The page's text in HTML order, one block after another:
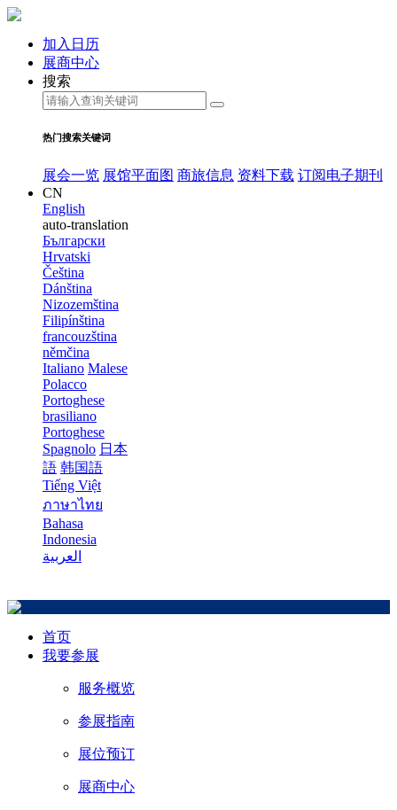
加入日历
展商中心
搜索
热门搜索关键词
展会一览 展馆平面图 商旅信息 资料下载 订阅电子期刊
CN
English
auto-translation
Български
Hrvatski
Čeština
Dánština
Nizozemština
Filipínština
francouzština
němčina
Italiano Malese
Polacco
Portoghese
brasiliano
Portoghese
Spagnolo 日本
語 韩国語
Tiếng Việt
ภาษาไทย
Bahasa
Indonesia
العربية
首页
我要参展
服务概览
参展指南
展位预订
展商中心